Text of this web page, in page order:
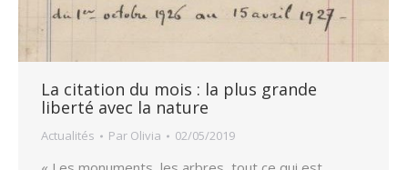
La citation du mois : la plus grande
liberté avec la nature
Actualités Par Olivia 02/05/2019